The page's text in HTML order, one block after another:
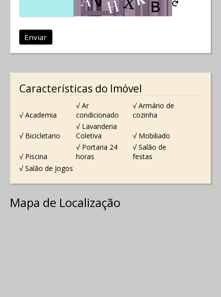
Enviar
Características do Imóvel
√ Academia
√ Ar
condicionado
√ Armário de
cozinha
√ Bicicletario
√ Lavanderia
Coletiva
√ Mobiliado
√ Piscina
√ Portaria 24
horas
√ Salão de
festas
√ Salão de Jogos
Mapa de Localização